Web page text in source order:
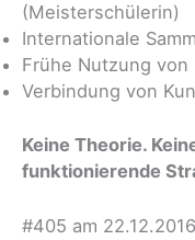
(Meisterschülerin)
Internationale
Frühe Nutzung
Verbindung von
Keine Theorie.
funktionierende
#405 am